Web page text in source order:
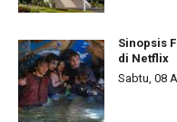
Sinopsis
di Netflix
Sabtu, 08